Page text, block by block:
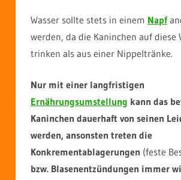
Wasser sollte stets in einem Napf
werden, da die Kaninchen auf diese
trinken als aus einer Nippeltränke.
Nur mit einer langfristigen
Ernährungsumstellung kann das
Kaninchen dauerhaft von seinen
werden, ansonsten treten die
Konkrementablagerungen (feste
bzw. Blasenentzündungen immer